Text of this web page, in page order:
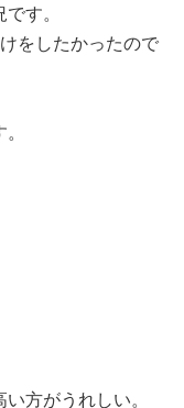
す。
をしたかったので
方がうれしい。